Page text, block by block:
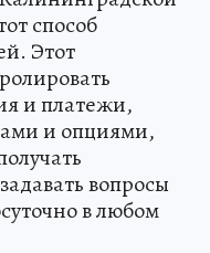
способ
Этот
и платежи,
и опциями,
вопросы
в любом